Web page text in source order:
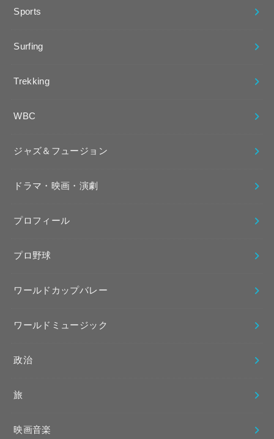
Sports
Surfing
Trekking
WBC
ジャズ＆フュージョン
ドラマ・映画・演劇
プロフィール
プロ野球
ワールドカップバレー
ワールドミュージック
政治
旅
映画音楽